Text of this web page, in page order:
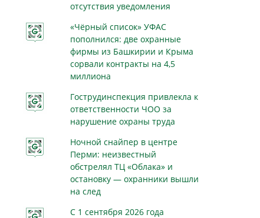
отсутствия уведомления
«Чёрный список» УФАС
пополнился: две охранные
фирмы из Башкирии и Крыма
сорвали контракты на 4,5
миллиона
Гострудинспекция привлекла к
ответственности ЧОО за
нарушение охраны труда
Ночной снайпер в центре
Перми: неизвестный
обстрелял ТЦ «Облака» и
остановку — охранники вышли
на след
С 1 сентября 2026 года